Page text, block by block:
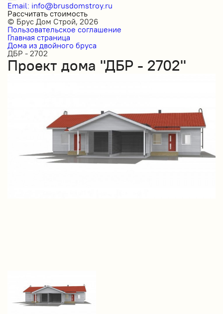
Email: info@brusdomstroy.ru
Рассчитать стоимость
© Брус Дом Строй, 2026
Пользовательское соглашение
Главная страница
Дома из двойного бруса
ДБР - 2702
Проект дома "ДБР - 2702"